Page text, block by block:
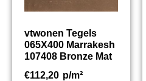
vtwonen Tegels
065X400 Marrakesh
107408 Bronze Mat
€112,20 p/m²